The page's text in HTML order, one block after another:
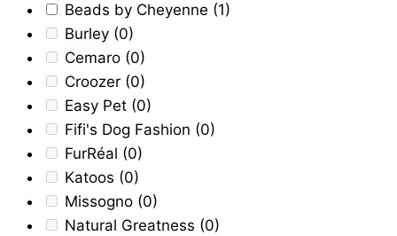
Beads by Cheyenne (1)
Burley (0)
Cemaro (0)
Croozer (0)
Easy Pet (0)
Fifi's Dog Fashion (0)
FurRéal (0)
Katoos (0)
Missogno (0)
Natural Greatness (0)